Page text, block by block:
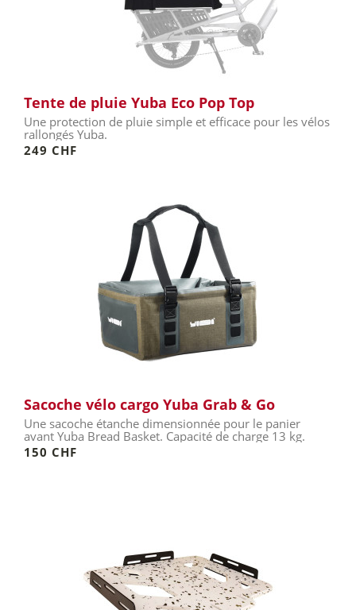
Tente de pluie Yuba Eco Pop Top
Une protection de pluie simple et efficace pour les vélos
rallongés Yuba.
249 CHF
Sacoche vélo cargo Yuba Grab & Go
Une sacoche étanche dimensionnée pour le panier
avant Yuba Bread Basket. Capacité de charge 13 kg.
150 CHF